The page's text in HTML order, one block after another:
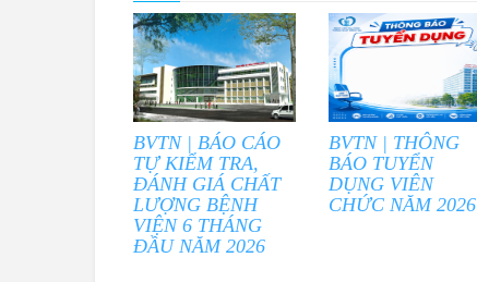
BVTN | BÁO CÁO
TỰ KIỂM TRA,
ĐÁNH GIÁ CHẤT
LƯỢNG BỆNH
VIỆN 6 THÁNG
ĐẦU NĂM 2026
BVTN | THÔNG
BÁO TUYỂN
DỤNG VIÊN
CHỨC NĂM 2026